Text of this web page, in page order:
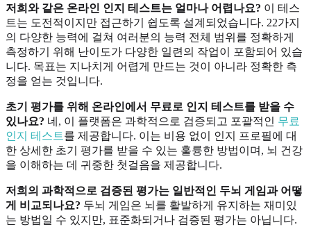
저희와 같은 온라인 인지 테스트는 얼마나 어렵나요? 이 테스
트는 도전적이지만 접근하기 쉽도록 설계되었습니다. 22가지
의 다양한 능력에 걸쳐 여러분의 능력 전체 범위를 정확하게
측정하기 위해 난이도가 다양한 일련의 작업이 포함되어 있습
니다. 목표는 지나치게 어렵게 만드는 것이 아니라 정확한 측
정을 얻는 것입니다.
초기 평가를 위해 온라인에서 무료로 인지 테스트를 받을 수
있나요? 네, 이 플랫폼은 과학적으로 검증되고 포괄적인 무료
인지 테스트를 제공합니다. 이는 비용 없이 인지 프로필에 대
한 상세한 초기 평가를 받을 수 있는 훌륭한 방법이며, 뇌 건강
을 이해하는 데 귀중한 첫걸음을 제공합니다.
저희의 과학적으로 검증된 평가는 일반적인 두뇌 게임과 어떻
게 비교되나요? 두뇌 게임은 뇌를 활발하게 유지하는 재미있
는 방법일 수 있지만, 표준화되거나 검증된 평가는 아닙니다.